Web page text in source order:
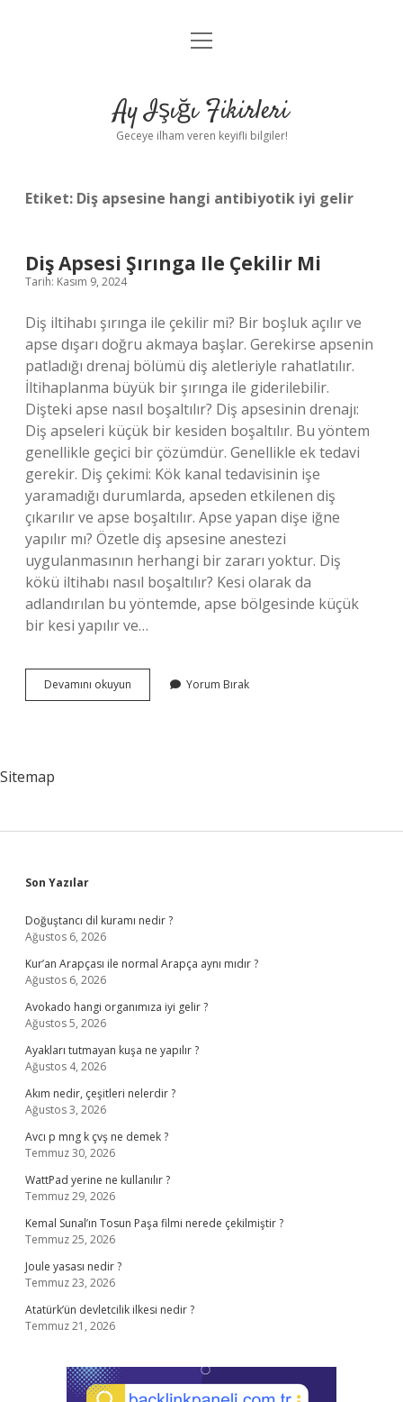
Anasayfa
Yasal Uyarı
menüyü
Ay Işığı Fikirleri
Geceye ilham veren keyifli bilgiler!
Etiket: Diş apsesine hangi antibiyotik iyi gelir
Diş Apsesi Şırınga Ile Çekilir Mi
Tarih: Kasım 9, 2024
Diş iltihabı şırınga ile çekilir mi? Bir boşluk açılır ve
apse dışarı doğru akmaya başlar. Gerekirse apsenin
patladığı drenaj bölümü diş aletleriyle rahatlatılır.
İltihaplanma büyük bir şırınga ile giderilebilir.
Dişteki apse nasıl boşaltılır? Diş apsesinin drenajı:
Diş apseleri küçük bir kesiden boşaltılır. Bu yöntem
genellikle geçici bir çözümdür. Genellikle ek tedavi
gerekir. Diş çekimi: Kök kanal tedavisinin işe
yaramadığı durumlarda, apseden etkilenen diş
çıkarılır ve apse boşaltılır. Apse yapan dişe iğne
yapılır mı? Özetle diş apsesine anestezi
uygulanmasının herhangi bir zararı yoktur. Diş
kökü iltihabı nasıl boşaltılır? Kesi olarak da
adlandırılan bu yöntemde, apse bölgesinde küçük
bir kesi yapılır ve…
Devamını okuyun
Apsesi
Yorum Bırak
Sitemap
Sidebar
Son Yazılar
Doğuştancı dil kuramı nedir ?
Ağustos 6, 2026
Kur’an Arapçası ile normal Arapça aynı mıdır ?
Ağustos 6, 2026
Avokado hangi organımıza iyi gelir ?
Ağustos 5, 2026
Ayakları tutmayan kuşa ne yapılır ?
Ağustos 4, 2026
Akım nedir, çeşitleri nelerdir ?
Ağustos 3, 2026
Avcı p mng k çvş ne demek ?
Temmuz 30, 2026
WattPad yerine ne kullanılır ?
Temmuz 29, 2026
Kemal Sunal’ın Tosun Paşa filmi nerede çekilmiştir ?
Temmuz 25, 2026
Joule yasası nedir ?
Temmuz 23, 2026
Atatürk’ün devletcilik ilkesi nedir ?
Temmuz 21, 2026